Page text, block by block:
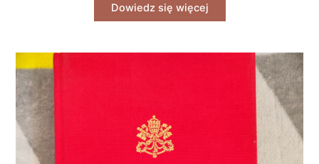
Dowiedz się więcej